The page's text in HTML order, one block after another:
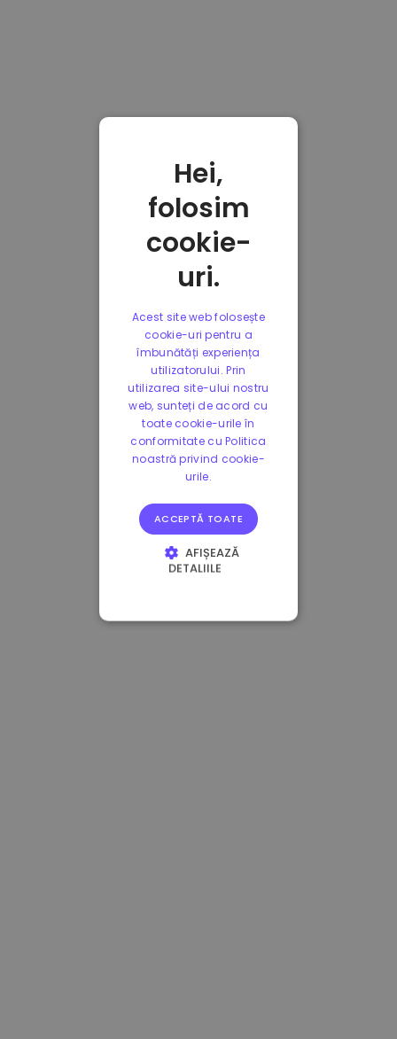
Hei,
folosim
cookie-
uri.
Acest site web folosește
cookie-uri pentru a
îmbunătăți experiența
utilizatorului. Prin
utilizarea site-ului nostru
web, sunteți de acord cu
toate cookie-urile în
conformitate cu Politica
noastră privind cookie-
urile.
ACCEPTĂ TOATE
AFIȘEAZĂ
DETALIILE